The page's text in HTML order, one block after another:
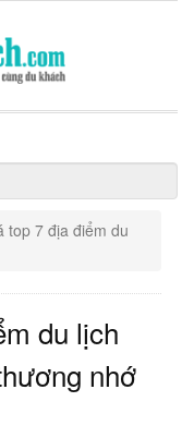
top 7 địa điểm du
du lịch
nhớ